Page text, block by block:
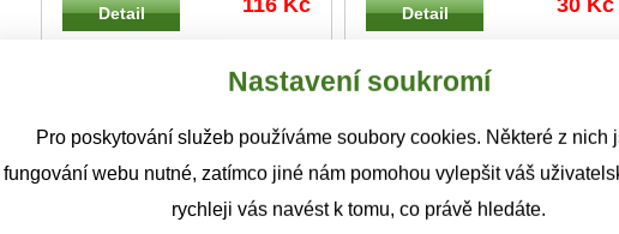
Nastavení soukromí
Pro poskytování služeb používáme soubory cookies. Některé z nich
fungování webu nutné, zatímco jiné nám pomohou vylepšit váš
rychleji vás navést k tomu, co právě hledáte.
kapa...Detail 116 Kč Detail 30 Kč
VALMON PVC hadice 1/2" transpa... VALMON PVC hadice pitná voda 1...